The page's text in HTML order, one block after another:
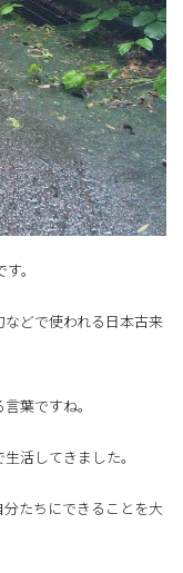
。
どで使われる日本古来
葉ですね。
活してきました。
たちにできることを大